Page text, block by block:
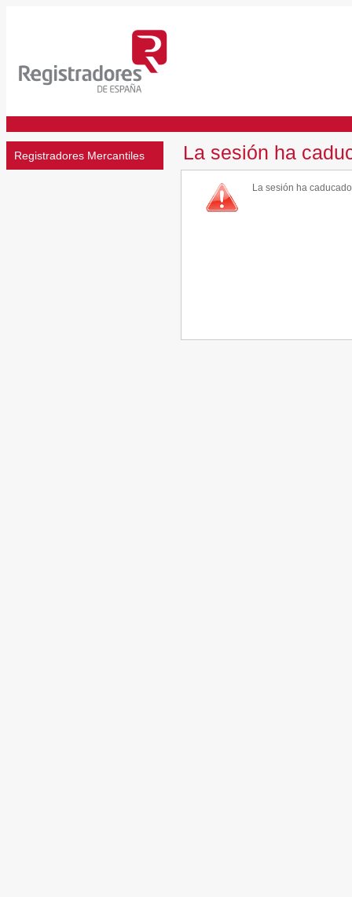
Registradores Mercantiles La sesión ha
La sesión ha caducado